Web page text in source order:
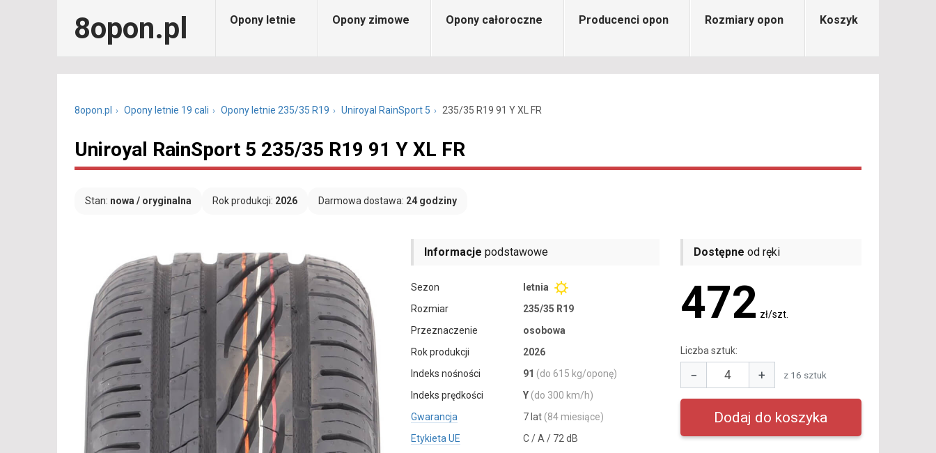
8opon.pl Opony letnie Opony zimowe Opony całoroczne Producenci opon Rozmiary opon Koszyk
8opon.pl Opony letnie 19 cali Opony letnie 235/35 R19 Uniroyal RainSport 5 235/35 R19 91 Y XL FR
Uniroyal RainSport 5 235/35 R19 91 Y XL FR
Stan: nowa / oryginalna Rok produkcji: 2026 Darmowa dostawa: 24 godziny
Informacje podstawowe
Sezon
letnia
Rozmiar
235/35 R19
Przeznaczenie
osobowa
Rok produkcji
2026
Indeks nośności
91 (do 615 kg/oponę)
Indeks prędkości
Y (do 300 km/h)
Gwarancja
7 lat (84 miesiące)
Etykieta UE
C / A / 72 dB
Dostępne od ręki
472 zł/szt.
Liczba sztuk:
− + z 16 sztuk